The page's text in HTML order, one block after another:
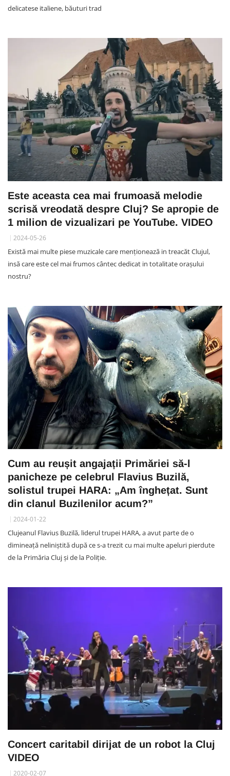
delicatese italiene, băuturi trad
Este aceasta cea mai frumoasă melodie
scrisă vreodată despre Cluj? Se apropie de
1 milion de vizualizari pe YouTube. VIDEO
2024-05-26
Există mai multe piese muzicale care menționează in treacăt Clujul,
insă care este cel mai frumos cântec dedicat in totalitate orașului
nostru?
Cum au reușit angajații Primăriei să-l
panicheze pe celebrul Flavius Buzilă,
solistul trupei HARA: „Am înghețat. Sunt
din clanul Buzilenilor acum?”
2024-01-22
Clujeanul Flavius Buzilă, liderul trupei HARA, a avut parte de o
dimineață neliniștită după ce s-a trezit cu mai multe apeluri pierdute
de la Primăria Cluj și de la Poliție.
Concert caritabil dirijat de un robot la Cluj
VIDEO
2020-02-07